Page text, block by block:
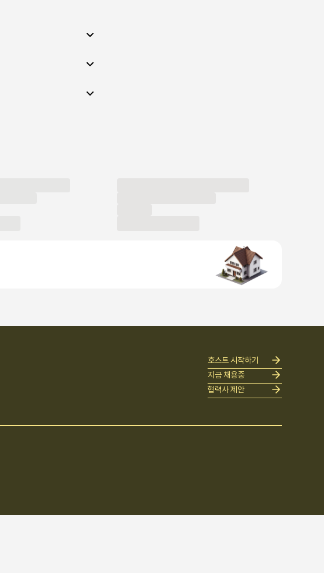
호스트 시작하기
지금 채용중
협력사 제안